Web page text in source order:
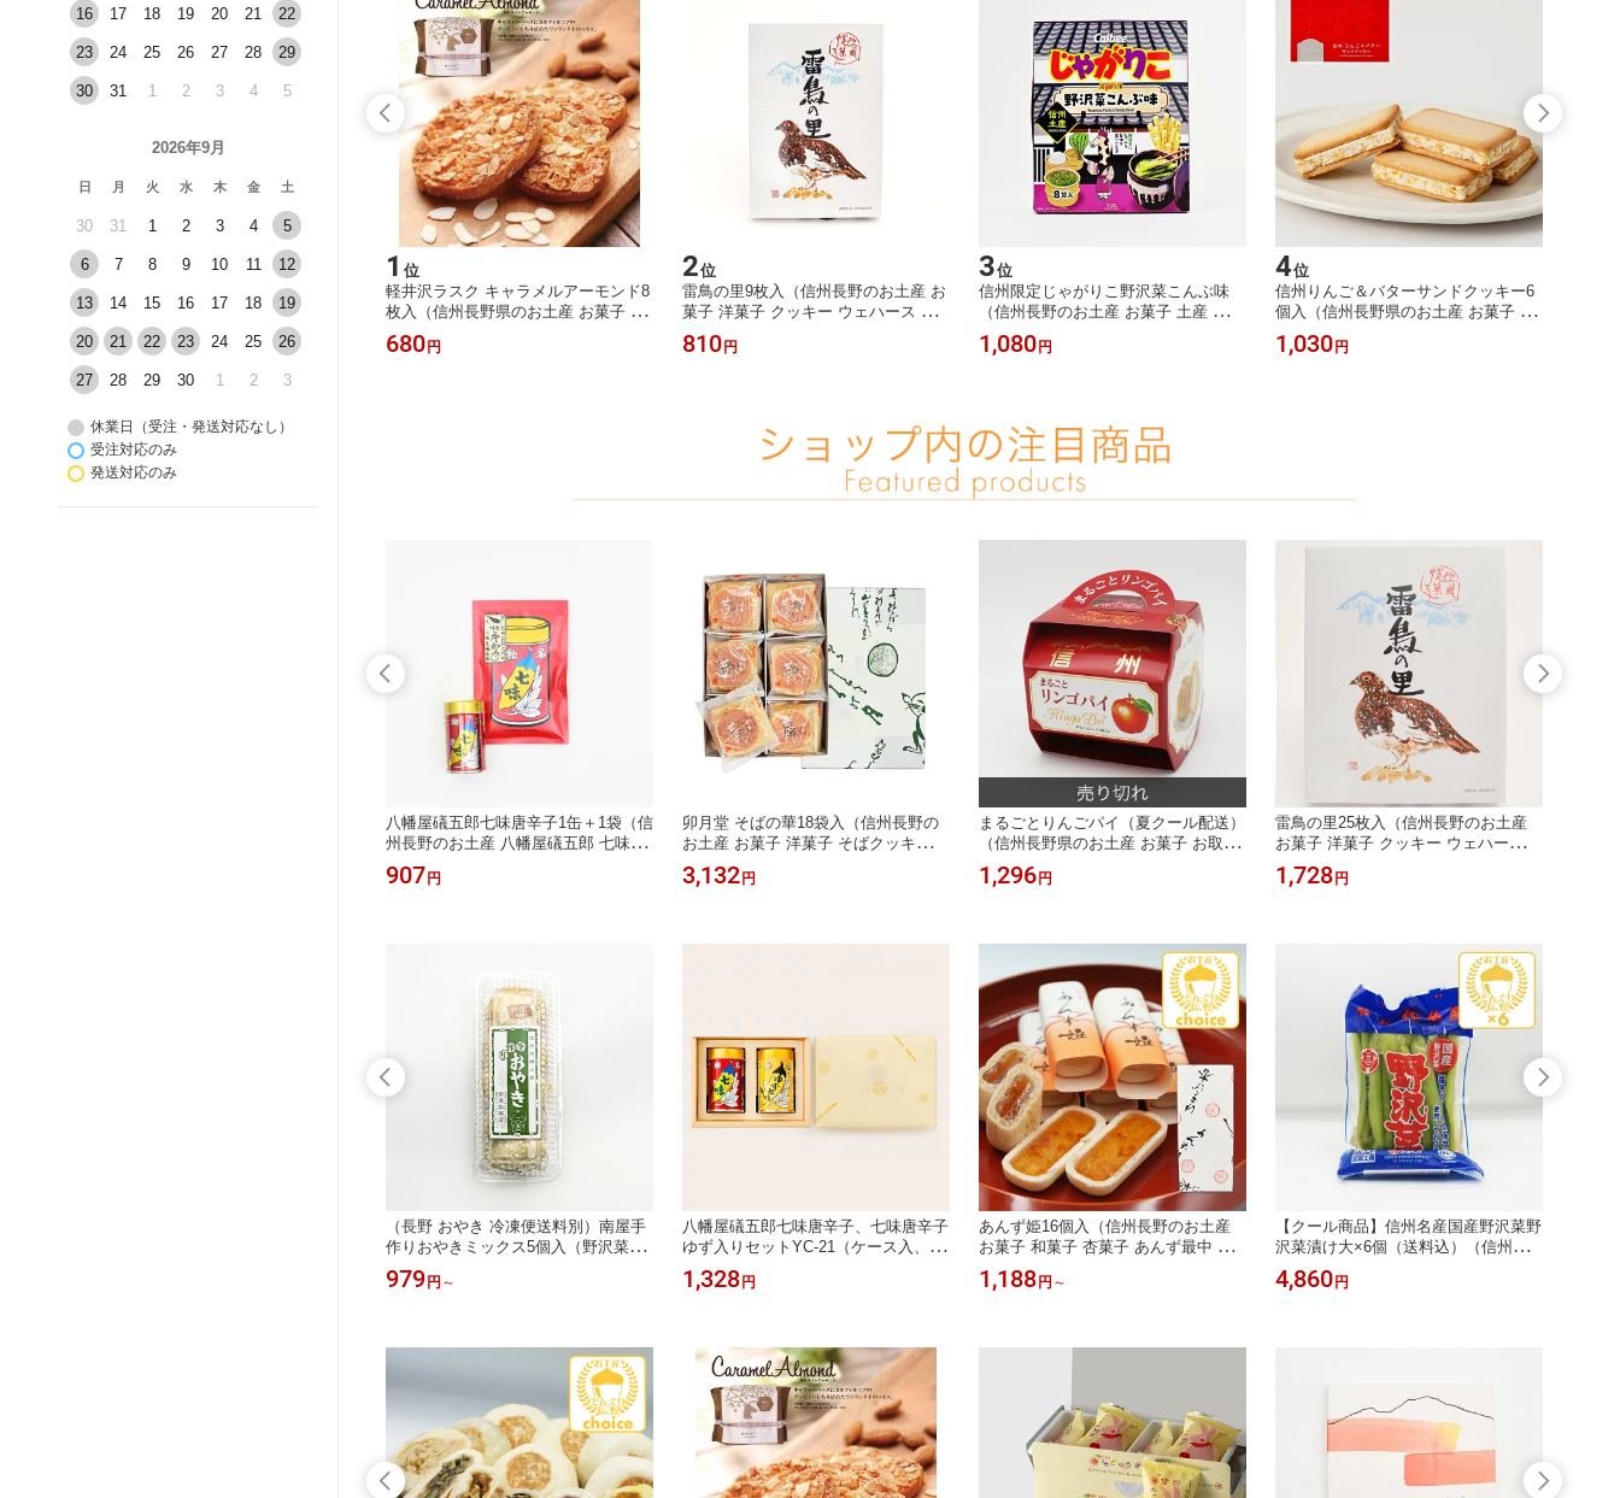
16 17 18 19 20 21 22
23 24 25 26 27 28 29
30 31 1 2 3 4 5
2026年9月
日 月 火 水 木 金 土
30 31 1 2 3 4 5
6 7 8 9 10 11 12
13 14 15 16 17 18 19
20 21 22 23 24 25 26
27 28 29 30 1 2 3
休業日（受注・発送対応なし）
受注対応のみ
発送対応のみ
15
胡麻くるみ味噌仕立てくるみそばつゆ
あずみ庵（信州長野のお土産 土産 お
みやげ お取り寄せ ご当地 グルメ 長
野県 胡桃蕎麦つゆ 長野土産 長野お土
産 通販）
648円
1 位
軽井沢ラスク キャラメルアーモンド8
枚入（信州長野県のお土産 お菓子 お
取り寄せ ご当地 スイーツ 洋菓子 ギ
フト 焼き菓子 クッキー 長野土産 軽
680 円
2位
雷鳥の里9枚入（信州長野のお土産 お
菓子 洋菓子 クッキー ウェハース 土
産 おみやげ お取り寄せ スイーツ 長
野県 長野土産 長野お土産）
810 円
3位
信州限定じゃがりこ野沢菜こんぶ味
（信州長野のお土産 お菓子 土産 おみ
やげ 長野県 カルビー スナック菓子
長野土産 長野お土産 通販）
1,080 円
4位
信州りんご＆バターサンドクッキー6
個入（信州長野県のお土産 お菓子 お
取り寄せ ご当地 スイーツ りんごクッ
キー 林檎バターサンドクッキー 洋菓
1,030 円
八幡屋礒五郎七味唐辛子1缶＋1袋（信
州長野のお土産 八幡屋礒五郎 七味唐
辛子 七味唐がらし 柚子 八幡や磯五郎
八幡屋磯五郎 おみやげ 善光寺 長野
907 円
卯月堂 そばの華18袋入（信州長野の
お土産 お菓子 洋菓子 そばクッキー
土産 おみやげ 長野県 銘菓 蕎麦の華
長野土産 長野お土産 通販 卯月堂）
3,132 円
まるごとりんごパイ（夏クール配送）
（信州長野県のお土産 お菓子 お取り
寄せ スイーツ 林檎パイ アップルパイ
おみやげ 林檎お菓子 林檎ケーキ 洋菓
1,296 円
雷鳥の里25枚入（信州長野のお土産
お菓子 洋菓子 クッキー ウェハース
土産 おみやげ お取り寄せ スイーツ
長野県 長野土産 長野お土産）
1,728 円
（長野 おやき 冷凍便送料別）南屋手
作りおやきミックス5個入（野沢菜・
なす・あんこ・キャベツ・大根）（信
州長野のお土産 お取り寄せ グルメ お
979 円 ～
八幡屋礒五郎七味唐辛子、七味唐辛子
ゆず入りセットYC-21（ケース入、八
幡屋礒五郎包装）（信州長野のお土産
八幡屋礒五郎 七味唐辛子 七味唐がら
長野土産 長野お土産）
1,328 円
あんず姫16個入（信州長野のお土産
お菓子 和菓子 杏菓子 あんず最中 杏
もなか 土産 おみやげ 長野県 銘菓 長
野土産 長野お土産 通販 利久堂）
1,188 円 ～
【クール商品】信州名産国産野沢菜野
沢菜漬け大×6個（送料込）（信州長
野のお土産 土産 長野県 野沢菜漬け物
野沢菜漬物 のざわな漬け 長野土産 長
4,860 円